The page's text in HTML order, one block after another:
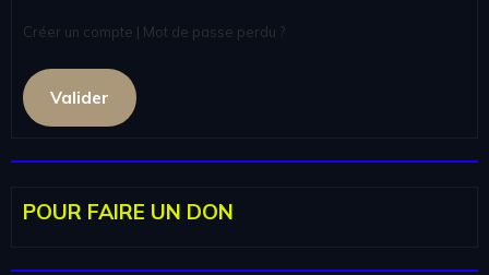
Créer un compte | Mot de passe perdu ?
Valider
POUR FAIRE UN DON